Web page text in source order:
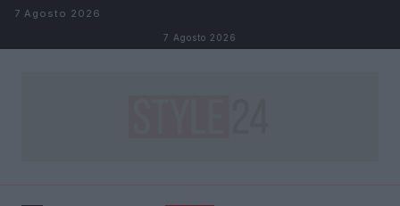
Salta al contenuto
7 Agosto 2026
7 Agosto 2026